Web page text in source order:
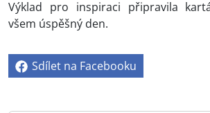
Výklad pro inspiraci připravila
všem úspěšný den.
Sdílet na Facebooku